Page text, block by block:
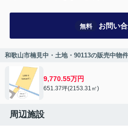
無料 お問い
和歌山市楠見中・土地・90113の販売中物件
9,770.55万円
651.37坪(2153.31㎡)
周辺施設